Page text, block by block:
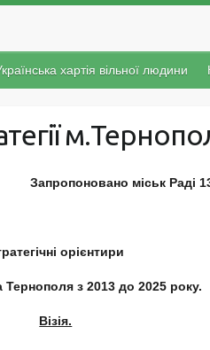
хартія вільної людини
Запропоновано міськ Раді
орієнтири
Тернополя з 2013 до 2025 року.
Візія.